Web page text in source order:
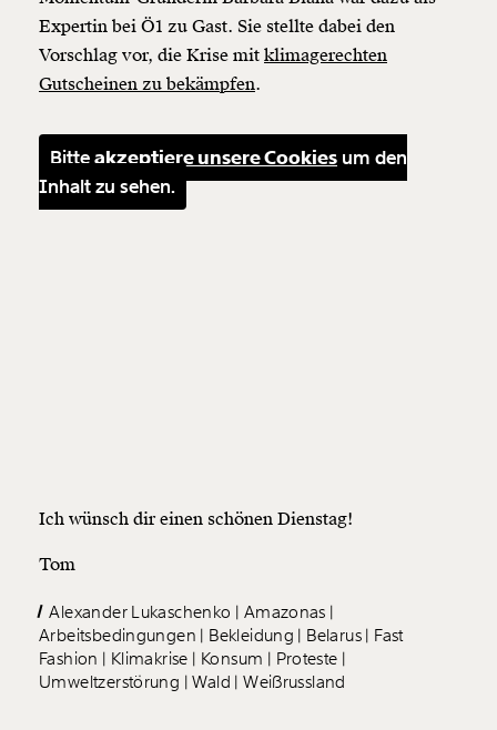
Expertin bei Ö1 zu Gast. Sie stellte dabei den
Vorschlag vor, die Krise mit klimagerechten
Gutscheinen zu bekämpfen.
Bitteakzeptiere unsere Cookies um den
Inhalt zu sehen.
Ich wünsch dir einen schönen Dienstag!
Tom
Alexander Lukaschenko
Amazonas
Arbeitsbedingungen
Bekleidung Belarus Fast
Fashion
Klimakrise Konsum
Proteste
Umweltzerstörung
Wald Weißrussland